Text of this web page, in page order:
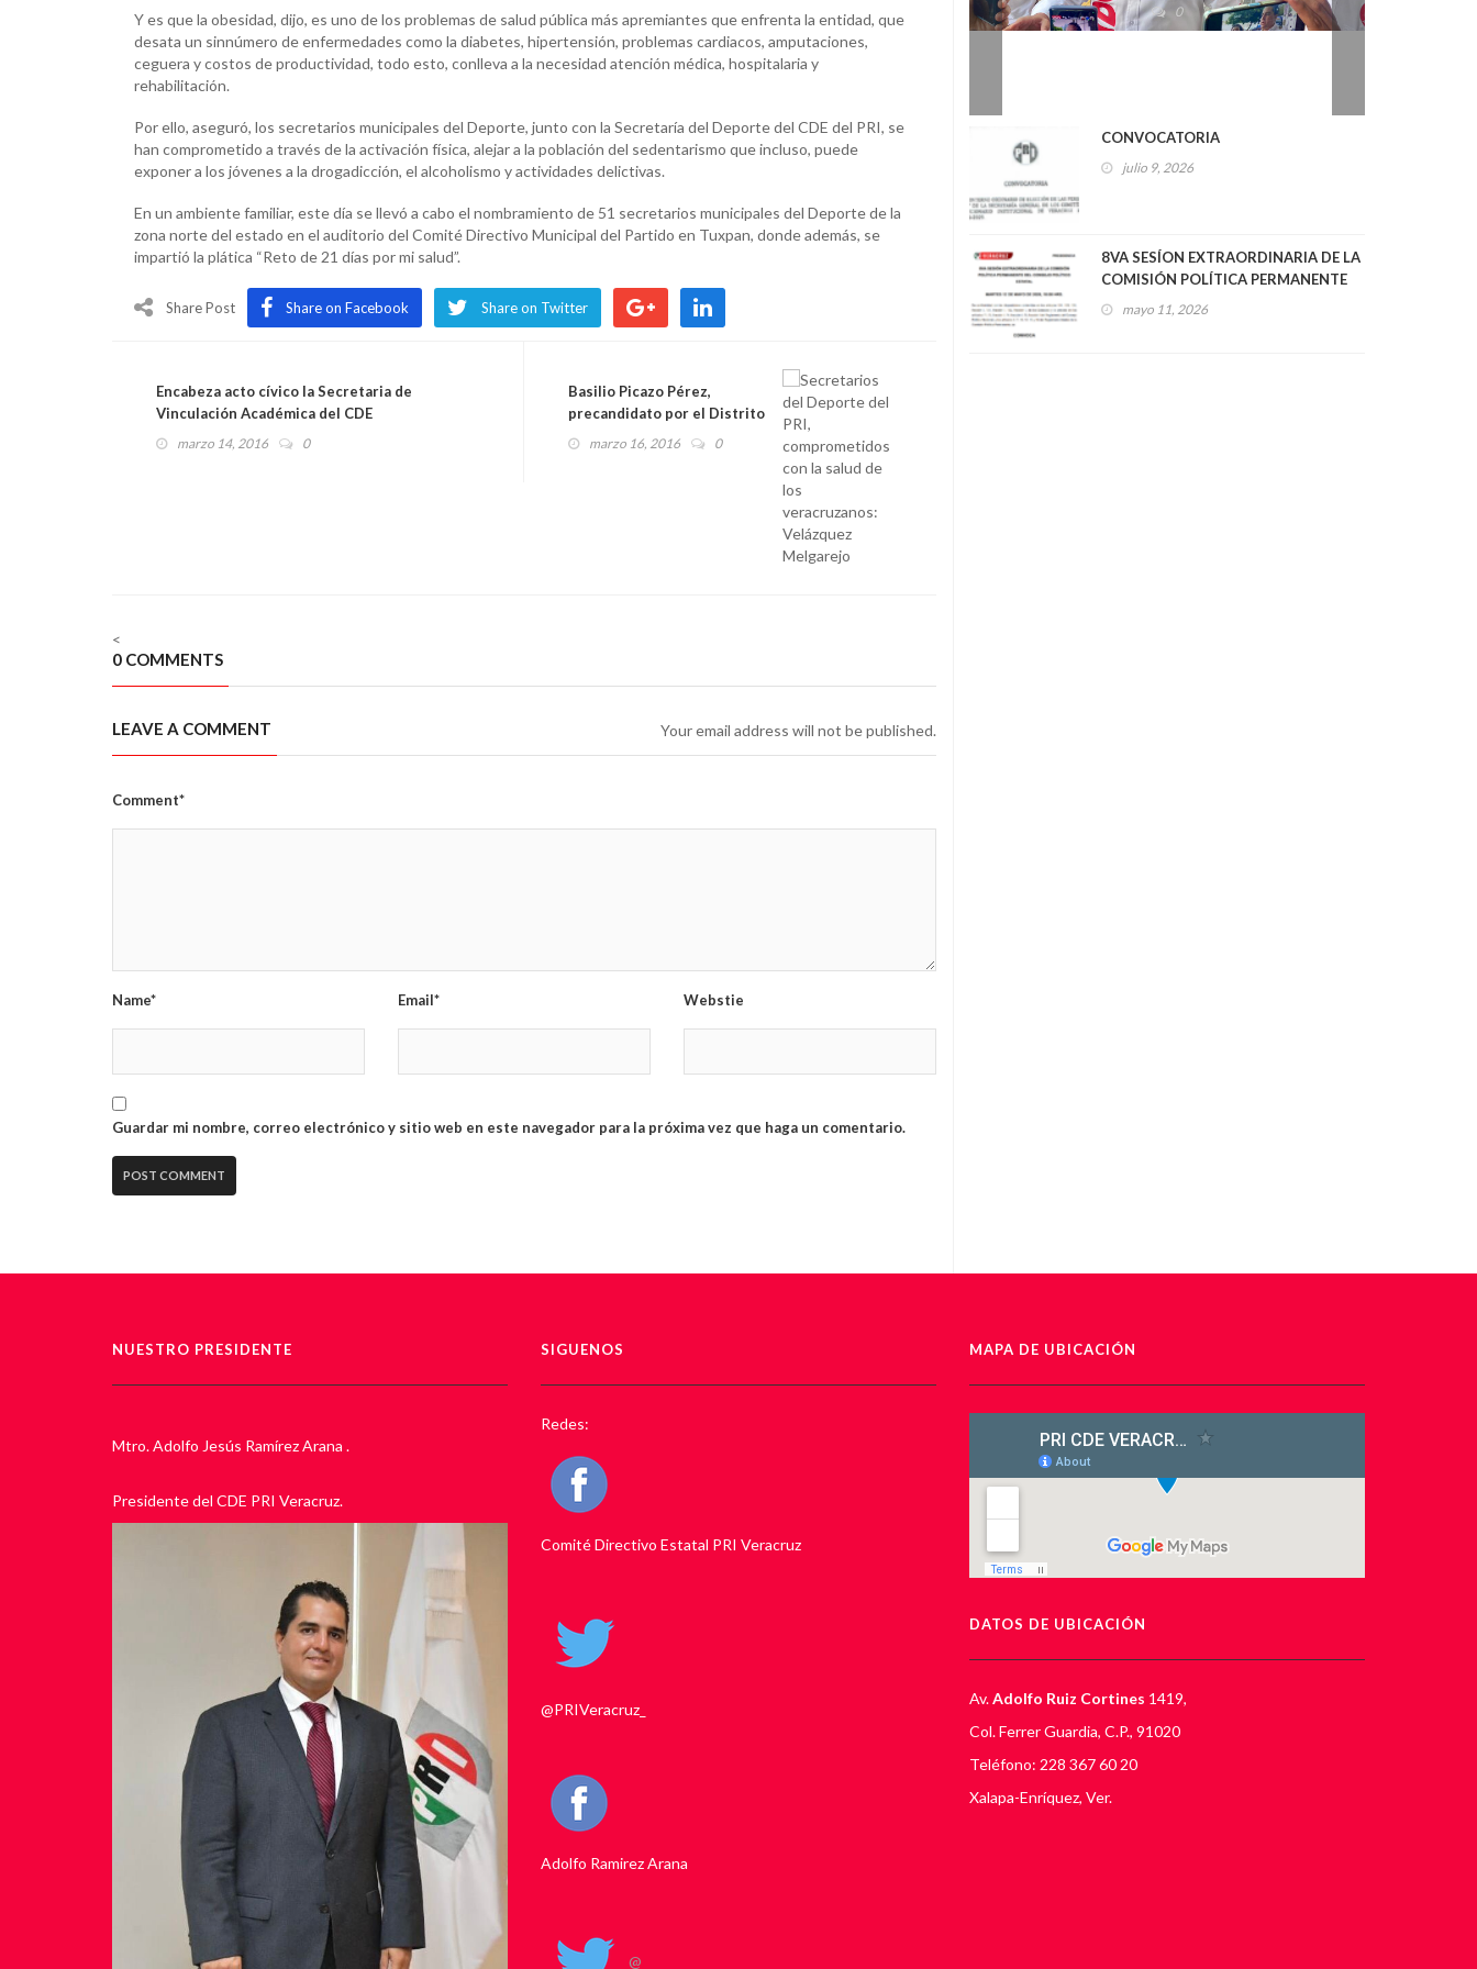
Y es que la obesidad, dijo, es uno de los problemas de salud pública más apremiantes que enfrenta la entidad, que
desata un sinnúmero de enfermedades como la diabetes, hipertensión, problemas cardiacos, amputaciones,
ceguera y costos de productividad, todo esto, conlleva a la necesidad atención médica, hospitalaria y
rehabilitación.
Por ello, aseguró, los secretarios municipales del Deporte, junto con la Secretaría del Deporte del CDE del PRI, se
han comprometido a través de la activación física, alejar a la población del sedentarismo que incluso, puede
exponer a los jóvenes a la drogadicción, el alcoholismo y actividades delictivas.
En un ambiente familiar, este día se llevó a cabo el nombramiento de 51 secretarios municipales del Deporte de la
zona norte del estado en el auditorio del Comité Directivo Municipal del Partido en Tuxpan, donde además, se
impartió la plática “Reto de 21 días por mi salud”.
Share Post Share on Facebook Share on Twitter
Encabeza acto cívico la Secretaria de
Vinculación Académica del CDE
marzo 14, 2016 0
Basilio Picazo Pérez,
precandidato por el Distrito
6
marzo 16, 2016 0
<
0 COMMENTS
LEAVE A COMMENT Your email address will not be published.
Comment*
Name* Email* Webstie
Guardar mi nombre, correo electrónico y sitio web en este navegador para la próxima vez que haga un comentario.
2026
0
CONVOCATORIA
julio 9, 2026
8VA SESÍON EXTRAORDINARIA DE LA
COMISIÓN POLÍTICA PERMANENTE
DEL CONSEJO POLÍTICO ESTATAL
mayo 11, 2026
NUESTRO PRESIDENTE
Mtro. Adolfo Jesús Ramírez Arana .
Presidente del CDE PRI Veracruz.
SIGUENOS
Redes:
Comité Directivo Estatal PRI Veracruz
@PRIVeracruz_
Adolfo Ramirez Arana
@
MAPA DE UBICACIÓN
DATOS DE UBICACIÓN
Av.Adolfo Ruiz Cortines 1419,
Col. Ferrer Guardia, C.P., 91020
Teléfono: 228 367 60 20
Xalapa-Enríquez, Ver.